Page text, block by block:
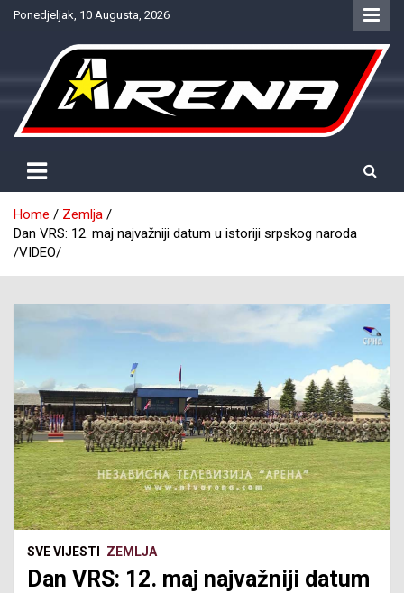
SkipPonedjeljak, 10 Augusta, 2026
NTV Arena
Home
Zemlja
Dan VRS: 12. maj najvažniji datum u istoriji srpskog naroda
/VIDEO/
SVE VIJESTI ZEMLJA
Dan VRS: 12. maj najvažniji datum